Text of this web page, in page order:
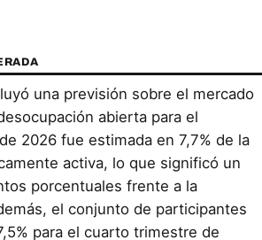
una previsión sobre el mercado
abierta para el
2026 fue estimada en 7,7% de la
activa, lo que significó un
porcentuales frente a la
el conjunto de participantes
para el cuarto trimestre de